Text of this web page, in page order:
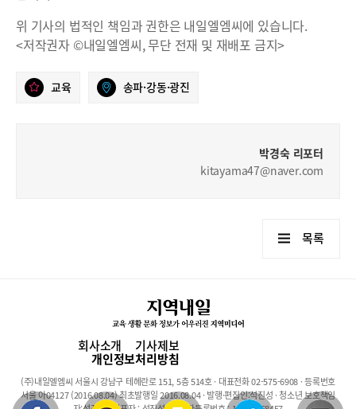
위 기사의 법적인 책임과 권한은 내일엘엠씨에 있습니다.
<저작권자 ©내일엘엠씨, 무단 전재 및 재배포 금지>
교육 송파·강동·광진
박경숙 리포터
kitayama47@naver.com
목록
회사소개 기사제보
개인정보처리방침
(주)내일엘엠씨 서울시 강남구 테헤란로 151, 5층 514호 · 대표전화 02-575-6908 · 등록번호
서울 아04127 (2016.08.04) 최초발행일 2016.08.04 · 발행·편집인:석진성 · 청소년 보호책임